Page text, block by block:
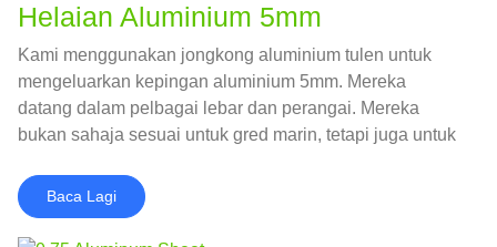
Helaian Aluminium 5mm
Kami menggunakan jongkong aluminium tulen untuk
mengeluarkan kepingan aluminium 5mm. Mereka
datang dalam pelbagai lebar dan perangai. Mereka
bukan sahaja sesuai untuk gred marin, tetapi juga untuk
tangki minyak, dan lebar maksimum yang boleh kita
hasilkan ialah 3000mm.
Baca Lagi